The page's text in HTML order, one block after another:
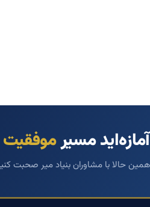
آمازه‌اید مسیرموفقیت
همین حالا با مشاوران بنیاد میر صحبت